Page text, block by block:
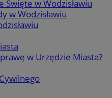
Święte w Wodzisławiu
w Wodzisławiu
w Urzędzie Miasta?